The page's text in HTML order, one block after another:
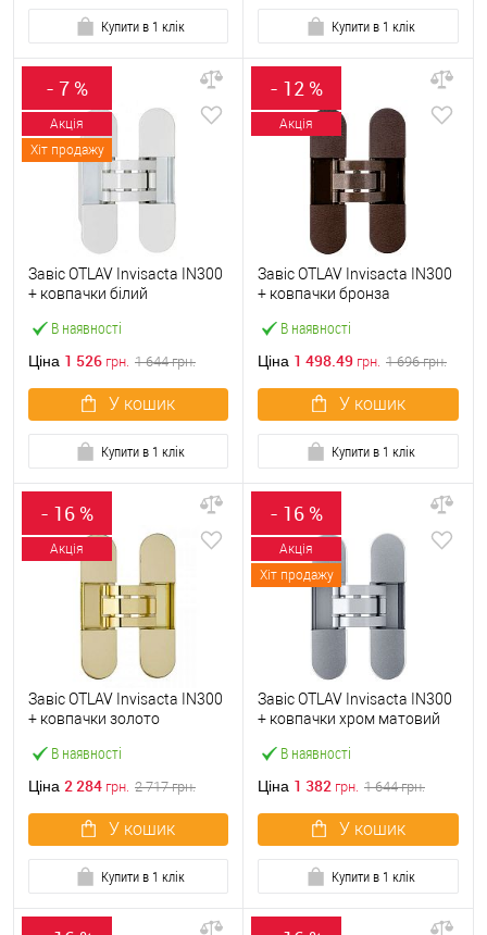
Купити в 1 клік Купити в 1 клік
- 7 %
Акція
Хіт продажу
В наявності
Завіс OTLAV Invisacta IN300
+ ковпачки білий
Ціна 1 526 грн. 1 644грн.
У кошик
Купити в 1 клік
- 12 %
Акція
В наявності
Завіс OTLAV Invisacta IN300
+ ковпачки бронза
Ціна 1 498.49 грн. 1 696грн.
У кошик
Купити в 1 клік
- 16 %
Акція
В наявності
Завіс OTLAV Invisacta IN300
+ ковпачки золото
Ціна 2 284 грн. 2 717грн.
У кошик
Купити в 1 клік
- 16 %
Акція
Хіт продажу
В наявності
Завіс OTLAV Invisacta IN300
+ ковпачки хром матовий
Ціна 1 382 грн. 1 644грн.
У кошик
Купити в 1 клік